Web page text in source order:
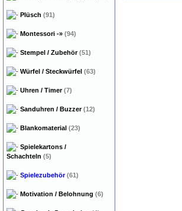
Plüsch (91)
Montessori -» (94)
Stempel / Zubehör(51)
Würfel / Steckwürfel (63)
Uhren / Timer(7)
Sanduhren / Buzzer(12)
Blankomaterial (23)
Spielekartons /
Schachteln (5)
Spielezubehör (61)
Motivation / Belohnung (6)